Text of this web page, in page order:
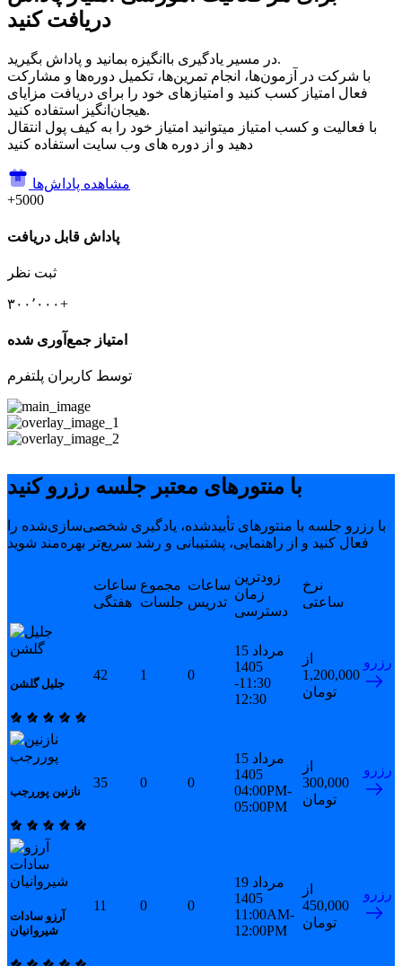
دریافت کنید
در مسیر یادگیری باانگیزه بمانید و پاداش بگیرید.
با شرکت در آزمون‌ها، انجام تمرین‌ها، تکمیل دوره‌ها و مشارکت
فعال امتیاز کسب کنید و امتیازهای خود را برای دریافت مزایای
هیجان‌انگیز استفاده کنید.
با فعالیت و کسب امتیاز میتوانید امتیاز خود را به کیف پول انتقال
دهید و از دوره های وب سایت استفاده کنید
مشاهده پاداش‌ها
+5000
پاداش قابل دریافت
ثبت نظر
۳۰۰٬۰۰۰+
امتیاز جمع‌آوری شده
توسط کاربران پلتفرم
با منتورهای معتبر جلسه رزرو کنید
با رزرو جلسه با منتورهای تأییدشده، یادگیری شخصی‌سازی‌شده را
فعال کنید و از راهنمایی، پشتیبانی و رشد سریع‌تر بهره‌مند شوید
ساعات
هفتگی
مجموع
جلسات
ساعات
تدریس
زودترین
زمان
دسترسی
نرخ
ساعتی
جلیل گلشن
42 1 0
15 مرداد
1405
11:30-
12:30
از
1,200,000
تومان
رزرو
نازنین پوررجب
35 0 0
15 مرداد
1405
04:00PM-
05:00PM
از
300,000
تومان
رزرو
آرزو سادات
شیروانیان
11 0 0
19 مرداد
1405
11:00AM-
12:00PM
از
450,000
تومان
رزرو